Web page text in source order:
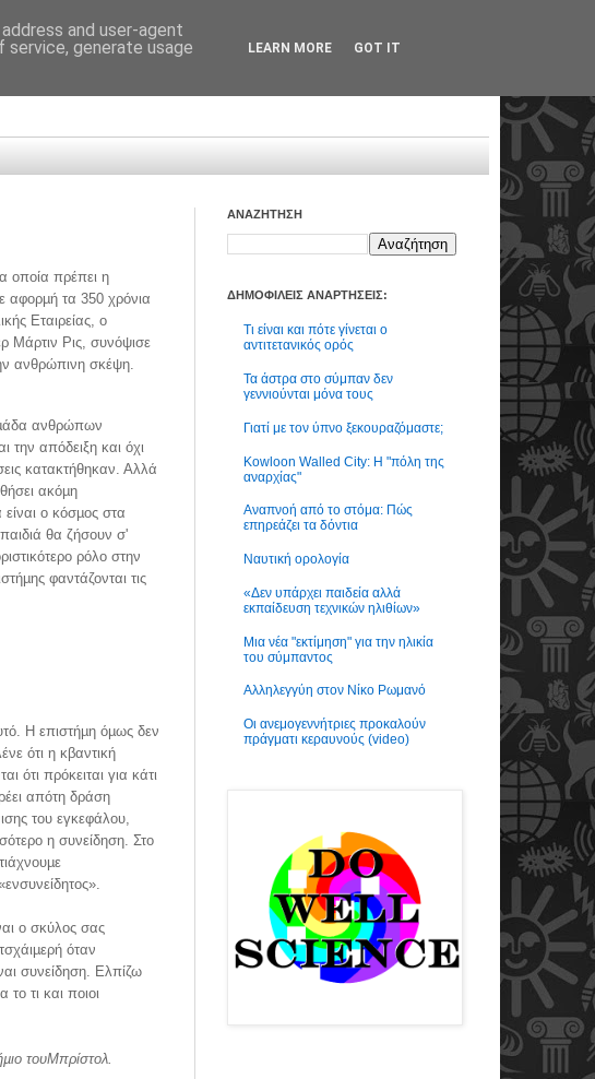
οποία πρέπει η
αφορµή τα 350 χρόνια
Εταιρείας, ο
Μάρτιν Ρις, συνόψισε
ανθρώπινη σκέψη.
ανθρώπων
απόδειξη και όχι
κατακτήθηκαν. Αλλά
ακόµη
ο κόσµος στα
θα ζήσουν σ'
ρόλο στην
φαντάζονται τις
Η επιστήµη όµως δεν
ότι η κβαντική
ότι πρόκειται για κάτι
απότη δράση
του εγκεφάλου,
η συνείδηση. Στο
ο σκύλος σας
όταν
συνείδηση. Ελπίζω
τι και ποιοι
τουΜπρίστολ.
ΑΝΑΖΗΤΗΣΗ
ΔΗΜΟΦΙΛΕΙΣ ΑΝΑΡΤΗΣΕΙΣ:
Τι είναι και πότε γίνεται ο
αντιτετανικός ορός
Τα άστρα στο σύμπαν δεν
γεννιούνται μόνα τους
Γιατί με τον ύπνο ξεκουραζόμαστε;
Kowloon Walled City: Η "πόλη της
αναρχίας"
Αναπνοή από το στόμα: Πώς
επηρεάζει τα δόντια
Ναυτική ορολογία
«Δεν υπάρχει παιδεία αλλά
εκπαίδευση τεχνικών ηλιθίων»
Μια νέα "εκτίμηση" για την ηλικία
του σύμπαντος
Αλληλεγγύη στον Νίκο Ρωμανό
Οι ανεμογεννήτριες προκαλούν
πράγματι κεραυνούς (video)
and user-agent
generate usage
LEARN MORE GOT IT